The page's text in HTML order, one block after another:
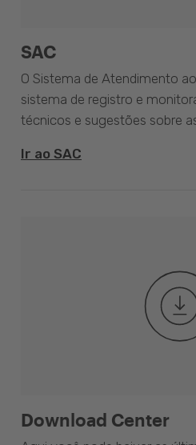
SAC
O Sistema de Atendimento
sistema de registro e
técnicos e sugestões sobre
Ir ao SAC
Download Center